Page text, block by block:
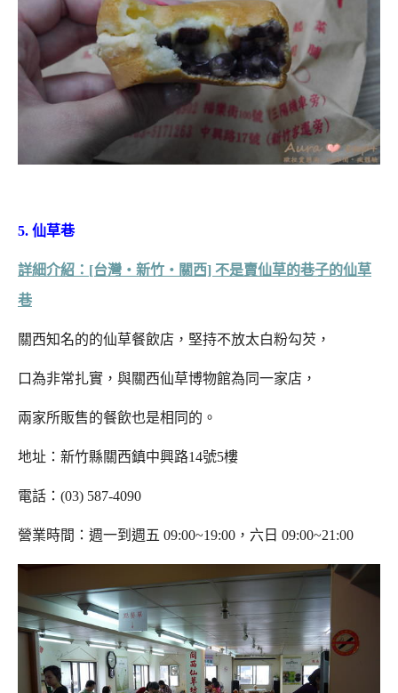
5. 仙草巷
詳細介紹：[台灣‧新竹‧關西] 不是賣仙草的巷子的仙草
巷
關西知名的的仙草餐飲店，堅持不放太白粉勾芡，
口為非常扎實，與關西仙草博物館為同一家店，
兩家所販售的餐飲也是相同的。
地址：新竹縣關西鎮中興路14號5樓
電話：(03) 587-4090
營業時間：週一到週五 09:00~19:00，六日 09:00~21:00